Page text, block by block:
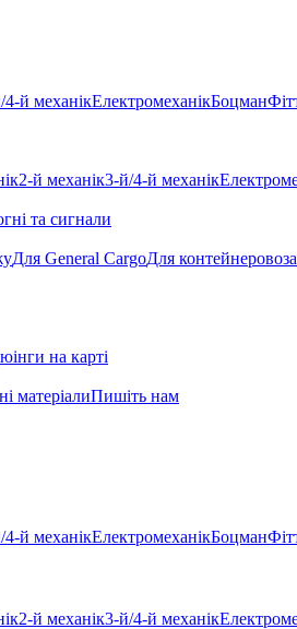
4-й механікЕлектромеханікБоцман
2-й механік3-й/4-й механік
та сигнали
Для General CargoДля контейнеровоза
на карті
матеріалиПишіть нам
4-й механікЕлектромеханікБоцман
2-й механік3-й/4-й механік